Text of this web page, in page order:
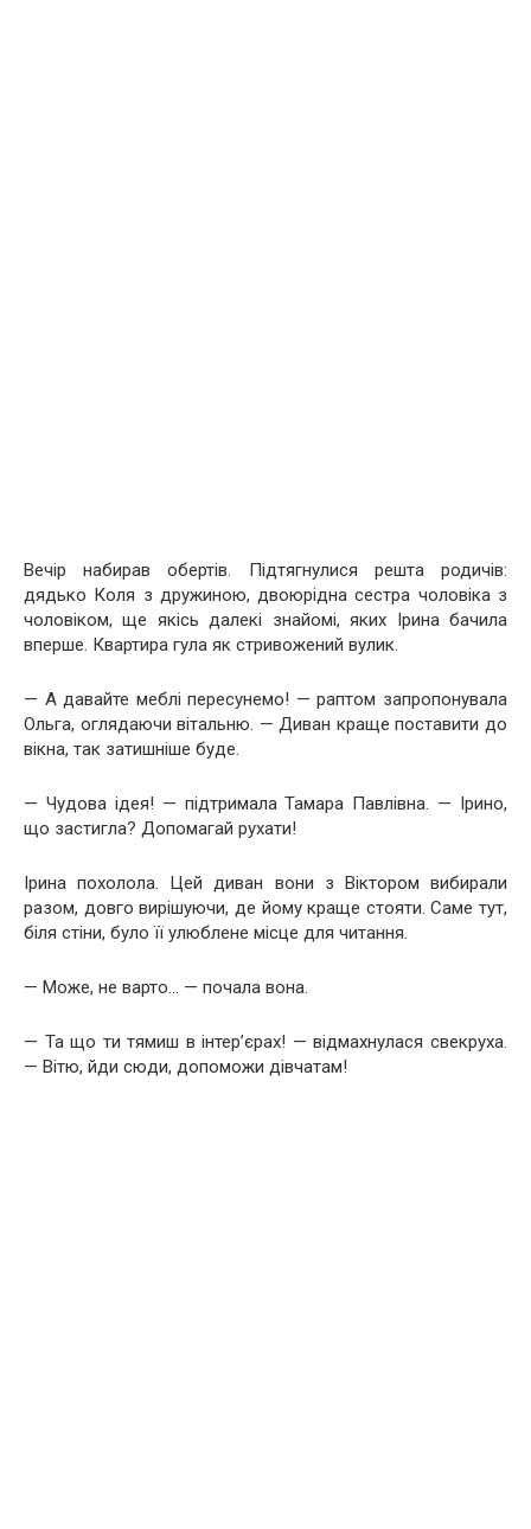
Вечір набирав обертів. Підтягнулися решта родичів:
дядько Коля з дружиною, двоюрідна сестра чоловіка з
чоловіком, ще якісь далекі знайомі, яких Ірина бачила
вперше. Квартира гула як стривожений вулик.
— А давайте меблі пересунемо! — раптом запропонувала
Ольга, оглядаючи вітальню. — Диван краще поставити до
вікна, так затишніше буде.
— Чудова ідея! — підтримала Тамара Павлівна. — Ірино,
що застигла? Допомагай рухати!
Ірина похолола. Цей диван вони з Віктором вибирали
разом, довго вирішуючи, де йому краще стояти. Саме тут,
біля стіни, було її улюблене місце для читання.
— Може, не варто… — почала вона.
— Та що ти тямиш в інтер’єрах! — відмахнулася свекруха.
— Вітю, йди сюди, допоможи дівчатам!